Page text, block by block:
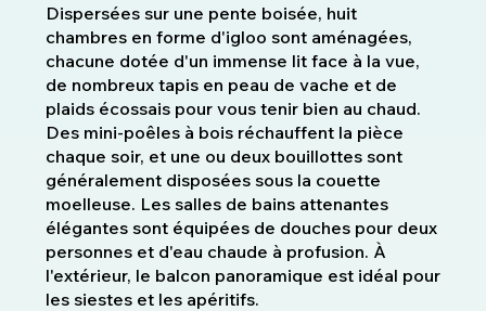
Dispersées sur une pente boisée, huit
chambres en forme d'igloo sont aménagées,
chacune dotée d'un immense lit face à la vue,
de nombreux tapis en peau de vache et de
plaids écossais pour vous tenir bien au chaud.
Des mini-poêles à bois réchauffent la pièce
chaque soir, et une ou deux bouillottes sont
généralement disposées sous la couette
moelleuse. Les salles de bains attenantes
élégantes sont équipées de douches pour deux
personnes et d'eau chaude à profusion. À
l'extérieur, le balcon panoramique est idéal pour
les siestes et les apéritifs.